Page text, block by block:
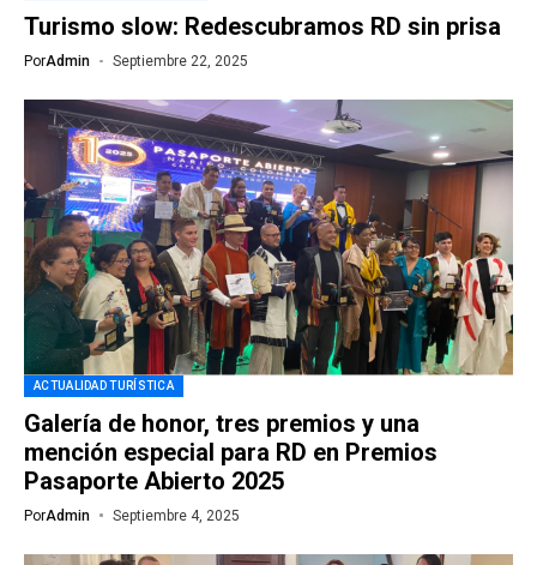
Turismo slow: Redescubramos RD sin prisa
PorAdmin Septiembre 22, 2025
ACTUALIDAD TURÍSTICA
Galería de honor, tres premios y una
mención especial para RD en Premios
Pasaporte Abierto 2025
PorAdmin Septiembre 4, 2025